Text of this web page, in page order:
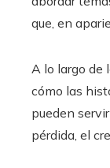
que, en
A lo largo de
cómo las
pueden
pérdida, el